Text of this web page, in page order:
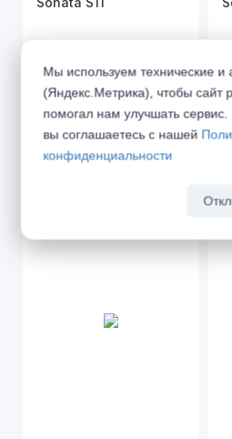
от 18 335 ₽
Мы используем технические и
(Яндекс.Метрика), чтобы сайт
помогал нам улучшать
вы соглашаетесь с нашей
конфиденциальности